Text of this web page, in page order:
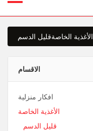
الأغذية الخاصةقليل الدسم
الاقسام
افكار منزلية
الأغذية الخاصة
قليل الدسم